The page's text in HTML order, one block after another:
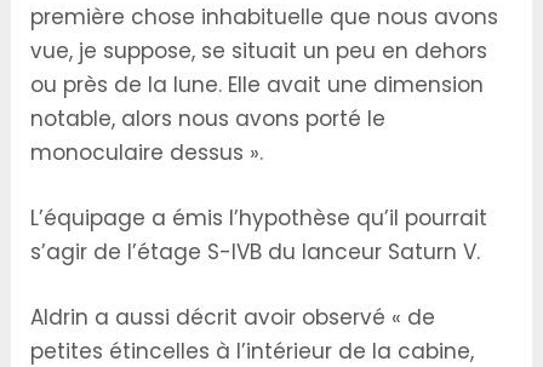
première chose inhabituelle que nous avons
vue, je suppose, se situait un peu en dehors
ou près de la lune. Elle avait une dimension
notable, alors nous avons porté le
monoculaire dessus ».
L’équipage a émis l’hypothèse qu’il pourrait
s’agir de l’étage S-IVB du lanceur Saturn V.
Aldrin a aussi décrit avoir observé « de
petites étincelles à l’intérieur de la cabine,